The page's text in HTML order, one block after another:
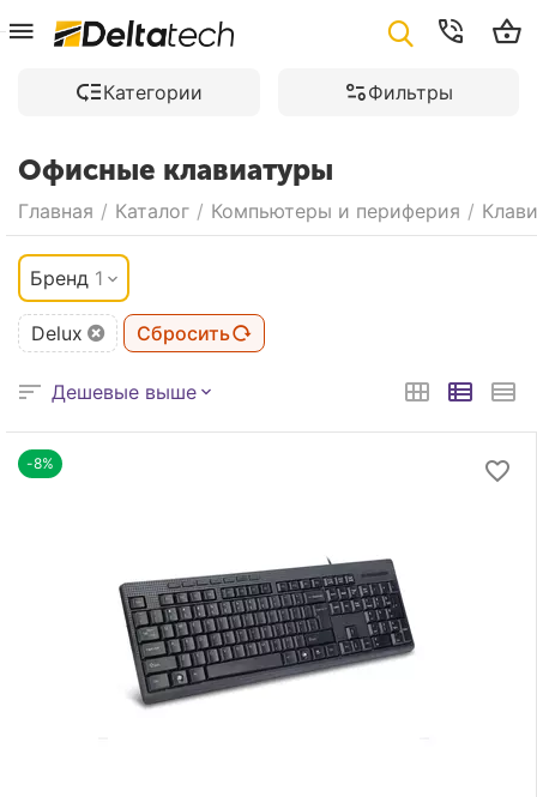
Категории Фильтры
Офисные клавиатуры
Главная / Каталог / Компьютеры и периферия /
Бренд 1
Delux Сбросить
Дешевые выше
-8%